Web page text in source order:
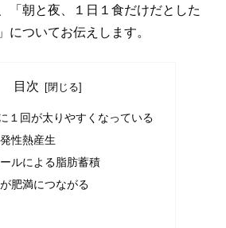
「朝と夜、１日１食だけだとした
についてお伝えします。
目次
１回が太りやすくなっている
性熱産生
ルによる脂肪蓄積
肥満につながる